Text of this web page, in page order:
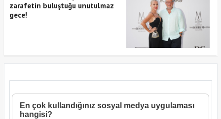
zarafetin buluştuğu unutulmaz
gece!
En çok kullandığınız sosyal medya uygulaması
hangisi?